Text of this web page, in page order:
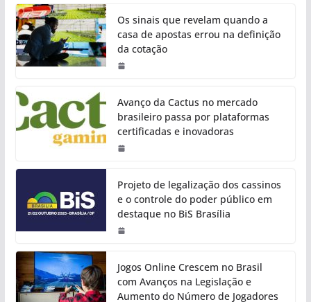
Os sinais que revelam quando a
casa de apostas errou na definição
da cotação
Avanço da Cactus no mercado
brasileiro passa por plataformas
certificadas e inovadoras
Projeto de legalização dos cassinos
e o controle do poder público em
destaque no BiS Brasília
Jogos Online Crescem no Brasil
com Avanços na Legislação e
Aumento do Número de Jogadores